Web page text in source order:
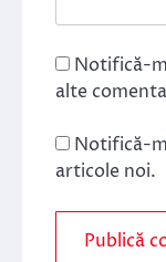
Notifică-
alte
Notifică-
articole noi.